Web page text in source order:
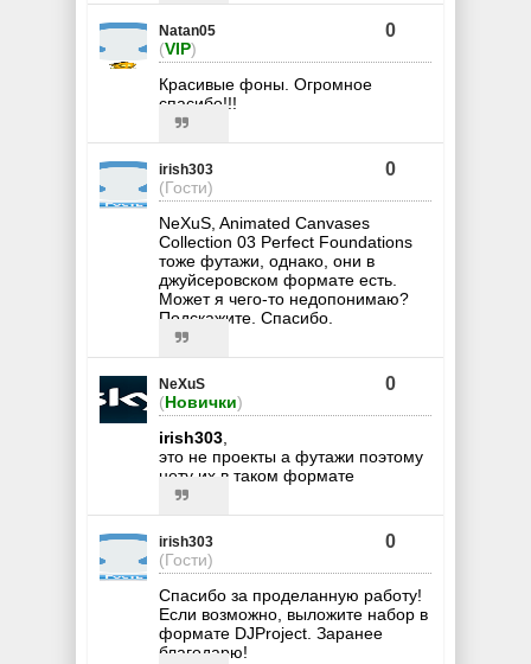
Natan05
(VIP)
0
Красивые фоны. Огромное
спасибо!!!
irish303
(Гости)
0
NeXuS, Animated Canvases
Collection 03 Perfect Foundations
тоже футажи, однако, они в
джуйсеровском формате есть.
Может я чего-то недопонимаю?
Подскажите. Спасибо.
NeXuS
(Новички)
0
irish303,
это не проекты а футажи поэтому
нету их в таком формате
irish303
(Гости)
0
Спасибо за проделанную работу!
Если возможно, выложите набор в
формате DJProject. Заранее
благодарю!